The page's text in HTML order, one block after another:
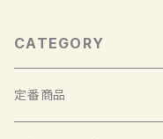
CATEGORY
定番商品